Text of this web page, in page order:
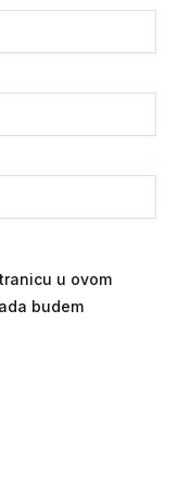
u ovom
budem